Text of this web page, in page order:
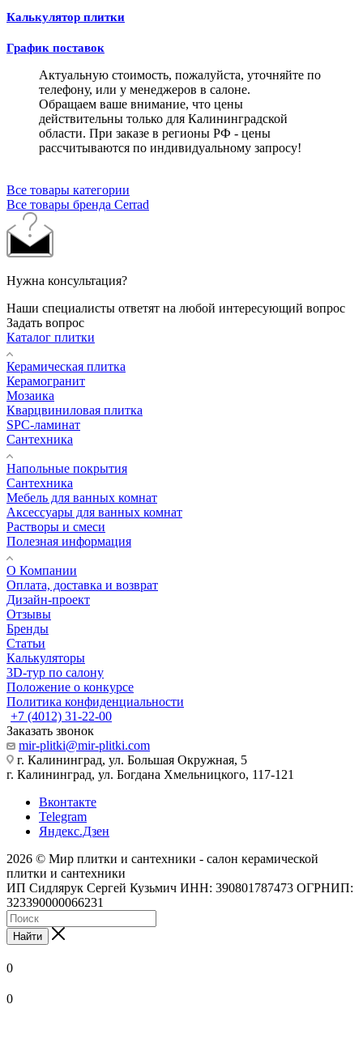
Калькулятор плитки
График поставок
Актуальную стоимость, пожалуйста, уточняйте по
телефону, или у менеджеров в салоне.
Обращаем ваше внимание, что цены
действительны только для Калининградской
области. При заказе в регионы РФ - цены
рассчитываются по индивидуальному запросу!
Все товары категории
Все товары бренда Cerrad
Нужна консультация?
Наши специалисты ответят на любой интересующий вопрос
Задать вопрос
Каталог плитки
Керамическая плитка
Керамогранит
Мозаика
Кварцвиниловая плитка
SPC-ламинат
Сантехника
Напольные покрытия
Сантехника
Мебель для ванных комнат
Аксессуары для ванных комнат
Растворы и смеси
Полезная информация
О Компании
Оплата, доставка и возврат
Дизайн-проект
Отзывы
Бренды
Статьи
Калькуляторы
3D-тур по салону
Положение о конкурсе
Политика конфиденциальности
+7 (4012) 31-22-00
Заказать звонок
mir-plitki@mir-plitki.com
г. Калининград, ул. Большая Окружная, 5
г. Калининград, ул. Богдана Хмельницкого, 117-121
Вконтакте
Telegram
Яндекс.Дзен
2026 © Мир плитки и сантехники - салон керамической
плитки и сантехники
ИП Сидлярук Сергей Кузьмич ИНН: 390801787473 ОГРНИП:
323390000066231
Найти
0
0